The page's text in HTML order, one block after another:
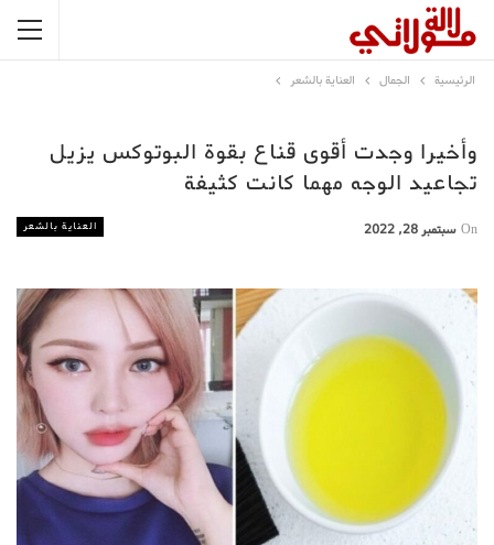
الرئيسية الجمال العناية بالشعر
وأخيرا وجدت أقوى قناع بقوة البوتوكس يزيل
تجاعيد الوجه مهما كانت كثيفة
العناية بالشعر On سبتمبر 28, 2022